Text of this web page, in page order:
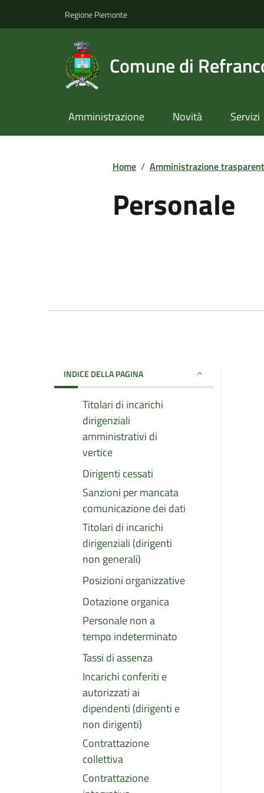
Regione Piemonte
Comune di
Amministrazione Novità Servizi
Home / Amministrazione
Personale
INDICE DELLA PAGINA
Titolari di incarichi
dirigenziali
amministrativi di
vertice
Dirigenti cessati
Sanzioni per mancata
comunicazione dei dati
Titolari di incarichi
dirigenziali (dirigenti
non generali)
Posizioni organizzative
Dotazione organica
Personale non a
tempo indeterminato
Tassi di assenza
Incarichi conferiti e
autorizzati ai
dipendenti (dirigenti e
non dirigenti)
Contrattazione
collettiva
Contrattazione